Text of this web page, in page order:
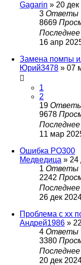
Gagarin » 20
3 Ответы
8669
16 апр
Замена помпы
Юрий3478 » 07
1
2
19
9678
11 мар
Ошибка PO300
Медведица » 24
1 Ответы
2242
26 дек
Проблема с хх
Андрей1986 »
4 Ответы
3380
20 дек